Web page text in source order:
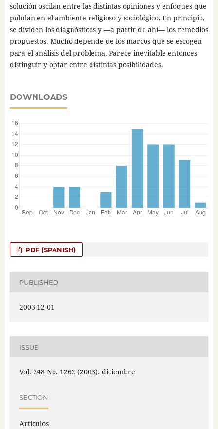
solución oscilan entre las distintas opiniones y enfoques que
pululan en el ambiente religioso y sociológico. En principio,
se dividen los diagnósticos y —a partir de ahí— los remedios
propuestos. Mucho depende de los marcos que se escogen
para el análisis del problema. Parece inevitable entonces
distinguir y optar entre distintas posibilidades.
DOWNLOADS
PDF (SPANISH)
PUBLISHED
2003-12-01
ISSUE
Vol. 248 No. 1262 (2003): diciembre
SECTION
Artículos